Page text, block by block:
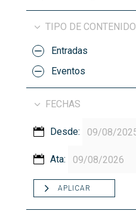
TIPO DE CONTENIDO
Entradas
Eventos
FECHAS
Desde:
Ata:
APLICAR